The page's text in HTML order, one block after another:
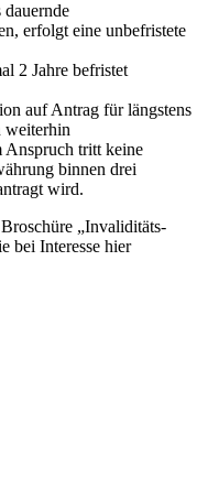
dauernde
erfolgt eine unbefristete
2 Jahre befristet
auf Antrag für längstens
weiterhin
Anspruch tritt keine
binnen drei
wird.
„Invaliditäts-
bei Interesse hier